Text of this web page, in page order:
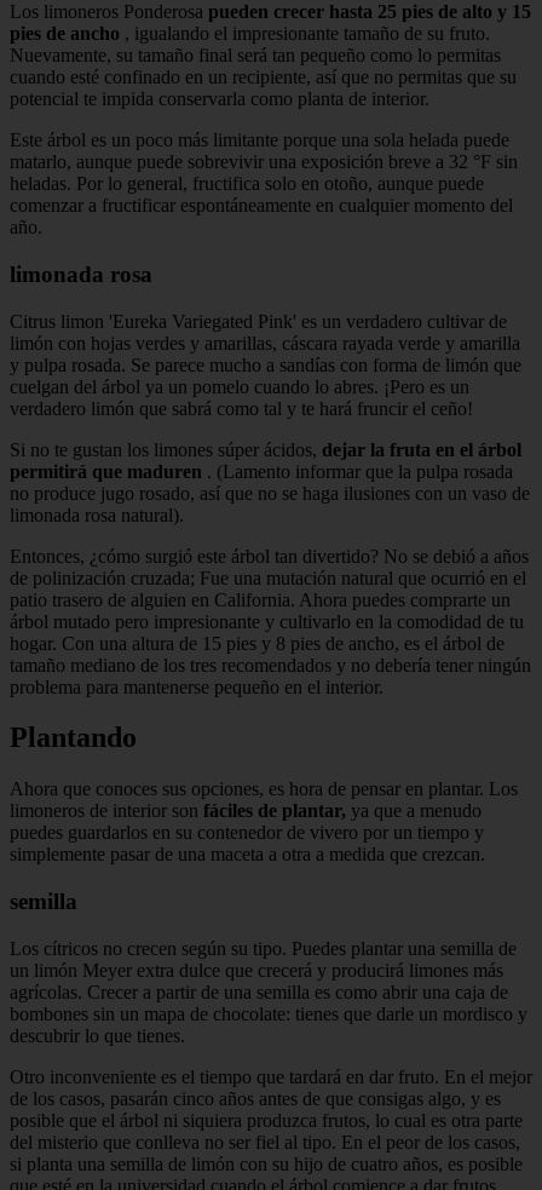
Los limoneros Ponderosa pueden crecer hasta 25 pies de alto y 15
pies de ancho , igualando el impresionante tamaño de su fruto.
Nuevamente, su tamaño final será tan pequeño como lo permitas
cuando esté confinado en un recipiente, así que no permitas que su
potencial te impida conservarla como planta de interior.
Este árbol es un poco más limitante porque una sola helada puede
matarlo, aunque puede sobrevivir una exposición breve a 32 °F sin
heladas. Por lo general, fructifica solo en otoño, aunque puede
comenzar a fructificar espontáneamente en cualquier momento del
año.
limonada rosa
Citrus limon 'Eureka Variegated Pink' es un verdadero cultivar de
limón con hojas verdes y amarillas, cáscara rayada verde y amarilla
y pulpa rosada. Se parece mucho a sandías con forma de limón que
cuelgan del árbol ya un pomelo cuando lo abres. ¡Pero es un
verdadero limón que sabrá como tal y te hará fruncir el ceño!
Si no te gustan los limones súper ácidos, dejar la fruta en el árbol
permitirá que maduren . (Lamento informar que la pulpa rosada
no produce jugo rosado, así que no se haga ilusiones con un vaso de
limonada rosa natural).
Entonces, ¿cómo surgió este árbol tan divertido? No se debió a años
de polinización cruzada; Fue una mutación natural que ocurrió en el
patio trasero de alguien en California. Ahora puedes comprarte un
árbol mutado pero impresionante y cultivarlo en la comodidad de tu
hogar. Con una altura de 15 pies y 8 pies de ancho, es el árbol de
tamaño mediano de los tres recomendados y no debería tener ningún
problema para mantenerse pequeño en el interior.
Plantando
Ahora que conoces sus opciones, es hora de pensar en plantar. Los
limoneros de interior son fáciles de plantar, ya que a menudo
puedes guardarlos en su contenedor de vivero por un tiempo y
simplemente pasar de una maceta a otra a medida que crezcan.
semilla
Los cítricos no crecen según su tipo. Puedes plantar una semilla de
un limón Meyer extra dulce que crecerá y producirá limones más
agrícolas. Crecer a partir de una semilla es como abrir una caja de
bombones sin un mapa de chocolate: tienes que darle un mordisco y
descubrir lo que tienes.
Otro inconveniente es el tiempo que tardará en dar fruto. En el mejor
de los casos, pasarán cinco años antes de que consigas algo, y es
posible que el árbol ni siquiera produzca frutos, lo cual es otra parte
del misterio que conlleva no ser fiel al tipo. En el peor de los casos,
si planta una semilla de limón con su hijo de cuatro años, es posible
que esté en la universidad cuando el árbol comience a dar frutos.